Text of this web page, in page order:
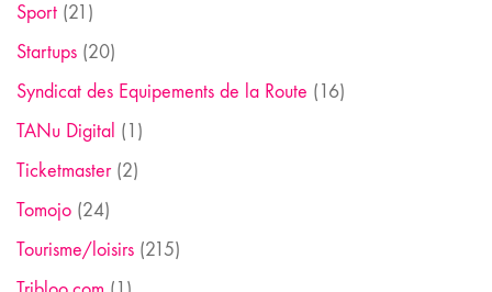
Sport (21)
Startups (20)
Syndicat des Equipements de la Route (16)
TANu Digital (1)
Ticketmaster(2)
Tomojo (24)
Tourisme/loisirs (215)